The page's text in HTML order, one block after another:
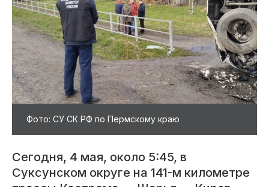
Фото: СУ СК РФ по Пермскому краю
Сегодня, 4 мая, около 5:45, в
Суксунском округе на 141-м километре